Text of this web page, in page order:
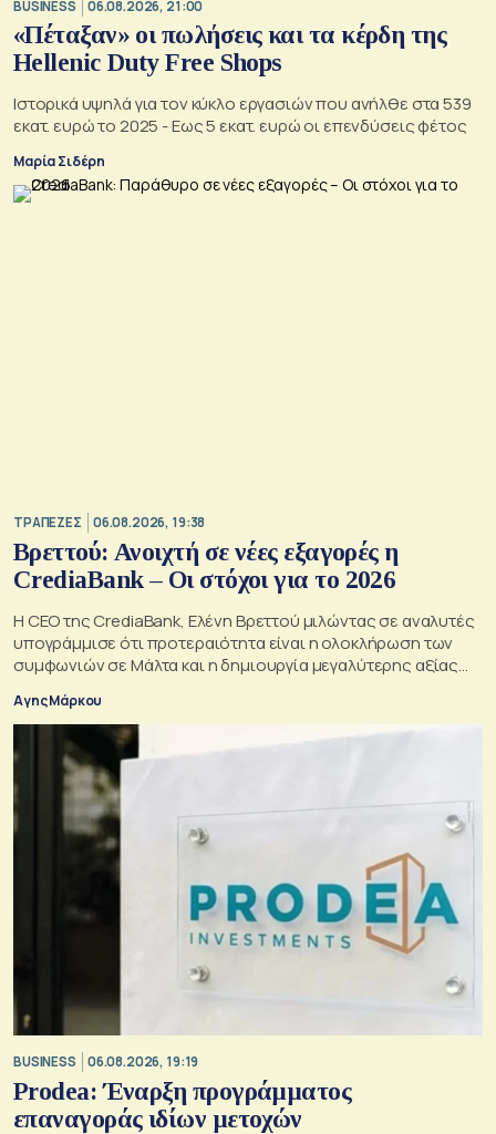
BUSINESS 06.08.2026, 21:00
«Πέταξαν» οι πωλήσεις και τα κέρδη της
Hellenic Duty Free Shops
Ιστορικά υψηλά για τον κύκλο εργασιών που ανήλθε στα 539
εκατ. ευρώ το 2025 - Εως 5 εκατ. ευρώ οι επενδύσεις φέτος
Μαρία Σιδέρη
ΤΡΑΠΕΖΕΣ 06.08.2026, 19:38
Βρεττού: Ανοιχτή σε νέες εξαγορές η
CrediaBank – Οι στόχοι για το 2026
Η CEO της CrediaBank, Ελένη Βρεττού μιλώντας σε αναλυτές
υπογράμμισε ότι προτεραιότητα είναι η ολοκλήρωση των
συμφωνιών σε Μάλτα και η δημιουργία μεγαλύτερης αξίας
Αγης Μάρκου
BUSINESS 06.08.2026, 19:19
Prodea: Έναρξη προγράμματος
επαναγοράς ιδίων μετοχών